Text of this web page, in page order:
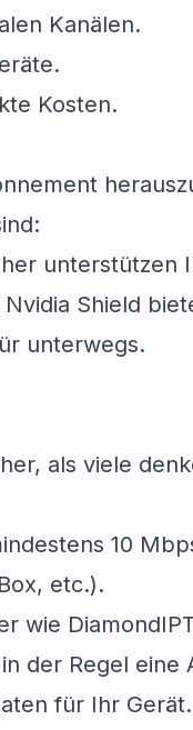
Kanälen.
Kosten.
unterstützen
Shield
unterwegs.
als viele
10
etc.).
wie
der Regel
für Ihr Gerät.